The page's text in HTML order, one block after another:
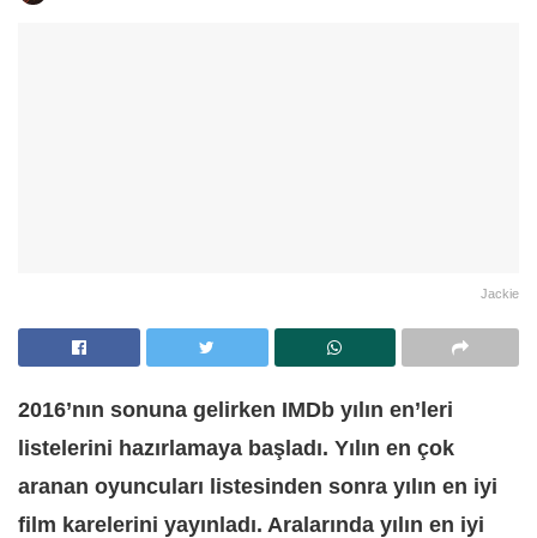
Jackie
2016’nın sonuna gelirken IMDb yılın en’leri
listelerini hazırlamaya başladı. Yılın en çok
aranan oyuncuları listesinden sonra yılın en iyi
film karelerini yayınladı. Aralarında yılın en iyi